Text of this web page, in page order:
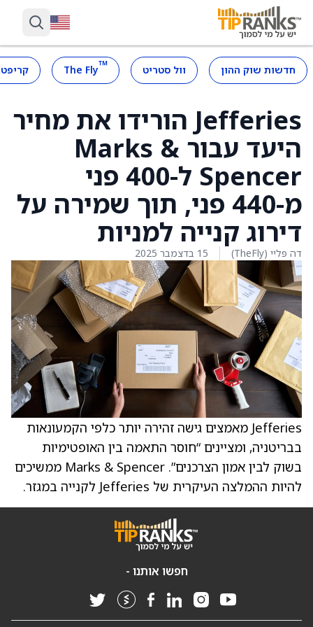
חדשות שוק ההון וול סטריט ™
The Fly
Jefferies הורידו את מחיר
היעד עבור Marks &
Spencer ל-400 פני
מ-440 פני, תוך שמירה על
דירוג קנייה למניות
דה פליי (TheFly) 15 בדצמבר 2025
Jefferies מאמצים גישה זהירה יותר כלפי הקמעונאות
בבריטניה, ומציינים “חוסר התאמה בין האופטימיות
בשוק לבין אמון הצרכנים”. Marks & Spencer ממשיכים
להיות ההמלצה העיקרית של Jefferies לקנייה במגזר.
חפשו אותנו -